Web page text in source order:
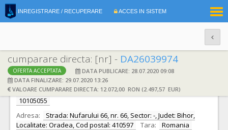
INREGISTRARE / RECUPERARE ACCES IN SISTEM
cumparare directa: [nr] - DA26039974
OFERTA ACCEPTATA
DATA PUBLICARE: 28.07.2020 09:08
DATA FINALIZARE: 29.07.2020 13:26
VALOARE CUMPARARE DIRECTA: 12.072,00 RON (2.497,57 EUR)
DATE IDENTIFICARE OFERTANT
Ofertant: S.C. METALSTING SERV S.R.L. S.R.L.
CIF:
10105055
Adresa:
Strada: Nufarului 66, nr. 66, Sector: -, Judet: Bihor,
Localitate: Oradea, Cod postal: 410597
Tara:
Romania